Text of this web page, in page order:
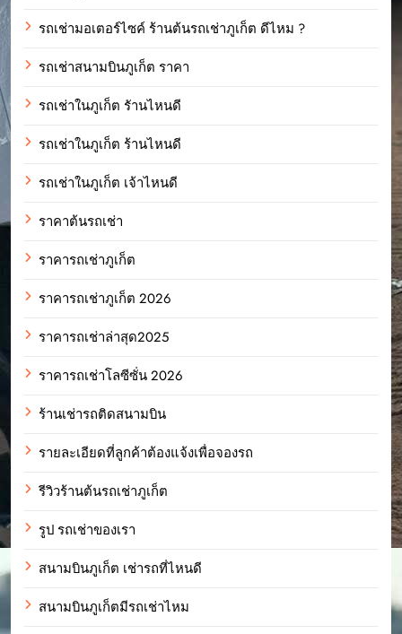
รถเช่ามอเตอร์ไซค์ ร้านต้นรถเช่าภูเก็ต ดีไหม ?
รถเช่าสนามบินภูเก็ต ราคา
รถเช่าในภูเก็ต รัานไหนดี
รถเช่าในภูเก็ต ร้านไหนดี
รถเช่าในภูเก็ต เจ้าไหนดี
ราคาต้นรถเช่า
ราคารถเช่าภูเก็ต
ราคารถเช่าภูเก็ต 2026
ราคารถเช่าล่าสุด2025
ราคารถเช่าโลซีซั่น 2026
ร้านเช่ารถติดสนามบิน
รายละเอียดที่ลูกค้าต้องแจ้งเพื่อจองรถ
รีวิวร้านต้นรถเช่าภูเก็ต
รูป รถเช่าของเรา
สนามบินภูเก็ต เช่ารถที่ไหนดี
สนามบินภูเก็ตมีรถเช่าไหม